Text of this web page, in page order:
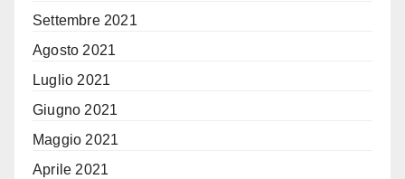
Settembre 2021
Agosto 2021
Luglio 2021
Giugno 2021
Maggio 2021
Aprile 2021